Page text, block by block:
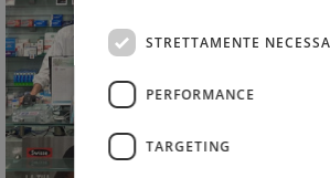
STRETTAMENTE
PERFORMANCE
TARGETING